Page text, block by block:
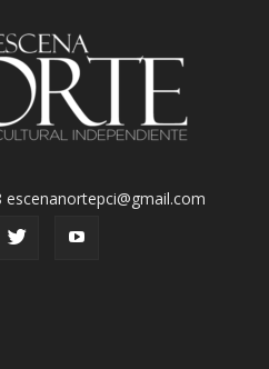
escenanortepci@gmail.com